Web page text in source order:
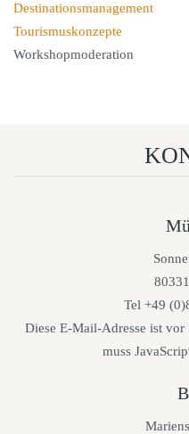
Destinationsmanagement
Tourismuskonzepte
Workshopmoderation
Tel +49
Diese E-Mail-Adresse ist vor
muss